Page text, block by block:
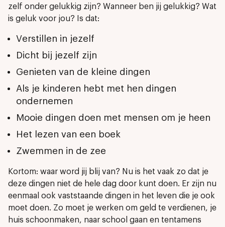
zelf onder gelukkig zijn? Wanneer ben jij gelukkig? Wat
is geluk voor jou? Is dat:
Verstillen in jezelf
Dicht bij jezelf zijn
Genieten van de kleine dingen
Als je kinderen hebt met hen dingen
ondernemen
Mooie dingen doen met mensen om je heen
Het lezen van een boek
Zwemmen in de zee
Kortom: waar word jij blij van? Nu is het vaak zo dat je
deze dingen niet de hele dag door kunt doen. Er zijn nu
eenmaal ook vaststaande dingen in het leven die je ook
moet doen. Zo moet je werken om geld te verdienen, je
huis schoonmaken, naar school gaan en tentamens